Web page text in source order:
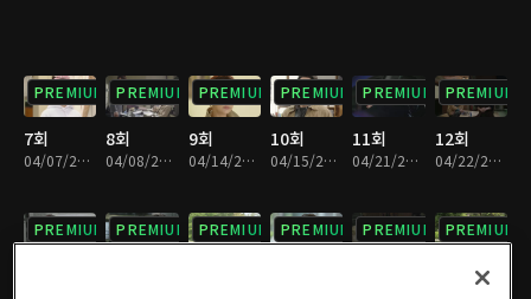
PREMIUM
7회
04/07/2018 • 1시간 9분
PREMIUM
8회
04/08/2018 • 1시간 9분
PREMIUM
9회
04/14/2018 • 1시간 8분
PREMIUM
10회
04/15/2018 • 1시간 9분
PREMIUM
11회
04/21/2018 • 1시간 8분
PREMIUM
12회
04/22/2018 • 1시간 8분
PREMIUM PREMIUM PREMIUM PREMIUM PREMIUM PREMIUM